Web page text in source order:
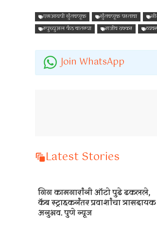
एसआयपी गुंतवणूक गुंतवणूक परतावा
म्युच्युअल फंड बातम्या
राजीव ठक्कर
Join WhatsApp
Latest Stories
गिग कामगारांनी ऑटो पुढे ढकलले,
कॅब स्ट्राइकनंतर प्रवाशांचा त्रासदायक
अनुभव. पुणे न्यूज